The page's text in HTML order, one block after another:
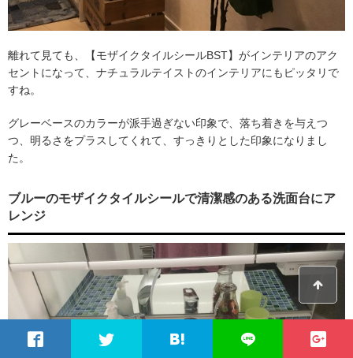
離れて見ても、【モザイクタイルシールBST】がインテリアのアク
セントになって、ナチュラルテイストのインテリアにもピッタリで
すね。
グレーベースのカラーが派手過ぎない印象で、落ち着きを与えつ
つ、明るさをプラスしてくれて、すっきりとした印象になりまし
た。
ブルーのモザイクタイルシールで清潔感のある洗面台にア
レンジ